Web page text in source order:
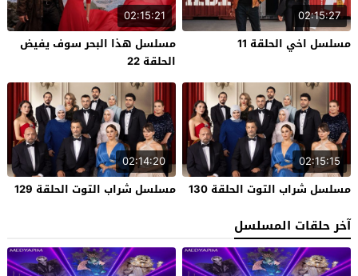
02:15:27
مسلسل اخي الحلقة 11
02:15:21
مسلسل هذا البحر سوف يفيض
الحلقة 22
02:15:15
مسلسل شراب التوت الحلقة 130
02:14:20
مسلسل شراب التوت الحلقة 129
آخر حلقات المسلسل